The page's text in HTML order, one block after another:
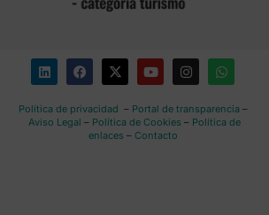
Política de privacidad – Portal de transparencia–
Aviso Legal – Política de Cookies – Política de
enlaces – Contacto